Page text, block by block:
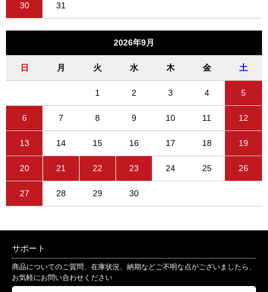
30 31
2026年9月
日 月 火 水 木 金 土
1 2 3 4 5
6 7 8 9 10 11 12
13 14 15 16 17 18 19
20 21 22 23 24 25 26
27 28 29 30
サポート
商品についてのご質問、在庫状況、納期などご不明な点がございましたら、
お気軽にお問い合わせください